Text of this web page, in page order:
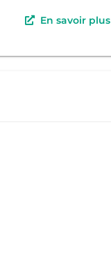
En savoir plus